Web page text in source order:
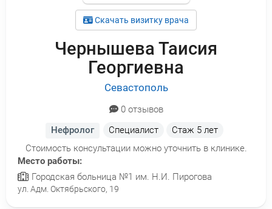
Скачать визитку врача
Чернышева Таисия
Георгиевна
Севастополь
0 отзывов
Нефролог
Специалист Стаж 5 лет
Стоимость консультации можно уточнить в клинике.
Место работы:
Городская больница №1 им. Н.И. Пирогова
ул. Адм. Октябрьского, 19